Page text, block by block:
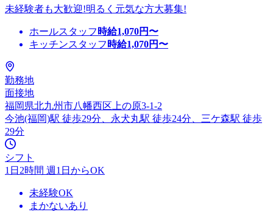
未経験者も大歓迎!明るく元気な方大募集!
ホールスタッフ 時給1,070円〜
キッチンスタッフ 時給1,070円〜
勤務地
面接地
福岡県北九州市八幡西区上の原3-1-2
今池(福岡)駅 徒歩29分、永犬丸駅 徒歩24分、三ケ森駅 徒歩
29分
シフト
1日2時間 週1日からOK
未経験OK
まかないあり